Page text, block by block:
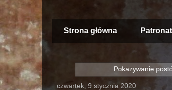
Strona główna
Pokazywanie
czwartek, 9 stycznia 2020